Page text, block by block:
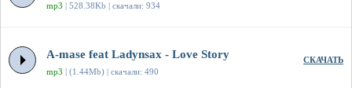
mp3 | 528.38Kb | скачали: 934
A-mase feat Ladynsax - Love Story
mp3 | (1.44Mb) | скачали: 490
СКАЧАТЬ